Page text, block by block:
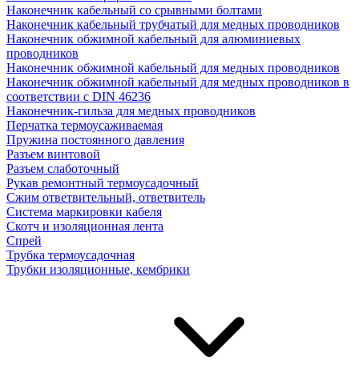
Наконечник кабельный со срывными болтами
Наконечник кабельный трубчатый для медных проводников
Наконечник обжимной кабельный для алюминиевых
проводников
Наконечник обжимной кабельный для медных проводников
Наконечник обжимной кабельный для медных проводников в
соответствии с DIN 46236
Наконечник-гильза для медных проводников
Перчатка термоусаживаемая
Пружина постоянного давления
Разъем винтовой
Разъем слаботочный
Рукав ремонтный термоусадочный
Сжим ответвительный, ответвитель
Система маркировки кабеля
Скотч и изоляционная лента
Спрей
Трубка термоусадочная
Трубки изоляционные, кембрики